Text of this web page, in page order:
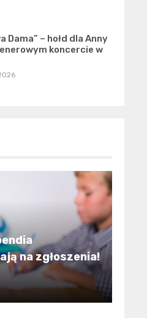
Dama” – hołd dla Anny
koncercie w
na zgłoszenia!